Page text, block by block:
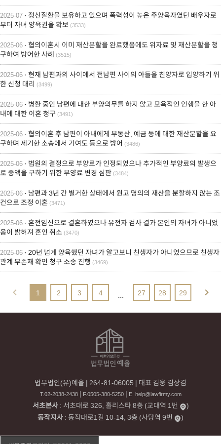
2025-07 · 정신질환을 보유하고 있으며 폭력성이 높은 주양육자였던 배우자로
부터 자녀 양육권을 확보 (3533)
2025-06 · 협의이혼시 이미 재산분할을 완료했음에도 위자료 및 재산분할을 청
구하여 방어한 사례 (3515)
2025-06 · 현재 남편과의 사이에서 전남편 사이의 아들을 친양자로 입양하기 위
한 신청 대리 (3499)
2025-06 · 병환 중인 남편에 대한 부양의무를 하지 않고 모욕적인 언행을 한 아
내에 대한 이혼 청구 (3491)
2025-06 · 협의이혼 후 남편이 아내에게 부동산, 예금 등에 대한 재산분할을 요
구하며 제기한 소송에서 기여도 등으로 방어 (3486)
2025-06 · 법원의 결정으로 부양료가 인정되었으나 추가적인 부양료의 발생으
로 증액을 구하기 위한 부양료 변경 심판 (3484)
2025-06 · 남편과 3년 간 별거한 상태에서 원고 명의의 재산을 분할하지 않는 조
건으로 조정 이혼 (3471)
2025-06 · 혼전임신으로 결혼하였으나 유전자 검사 결과 본인의 자녀가 아니었
음이 밝혀져 혼인 취소 (3470)
2025-06 · 20년 넘게 양육했던 자녀가 알고보니 친생자가 아니었으므로 친생자
관계 부존재 확인 청구 소송 진행 (3469)
1 2 3 4 ... 27 28 29
법무법인(유)예율 | 264-81-06005 | 대표 김웅 김상겸
T.02-2038-2438 | F.0505-380-5250 | E. help@lawfirmy.com
서초본사: 서초대로 326, 홀리스타 8층 (교대역 1번
)
동작지사 : 동작대로1길 10-14, 3층 (사당역 9번 )